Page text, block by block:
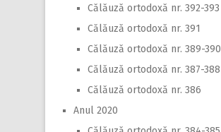
Călăuză ortodoxă nr. 392-393
Călăuză ortodoxă nr. 391
Călăuză ortodoxă nr. 389-390
Călăuză ortodoxă nr. 387-388
Călăuză ortodoxă nr. 386
Anul 2020